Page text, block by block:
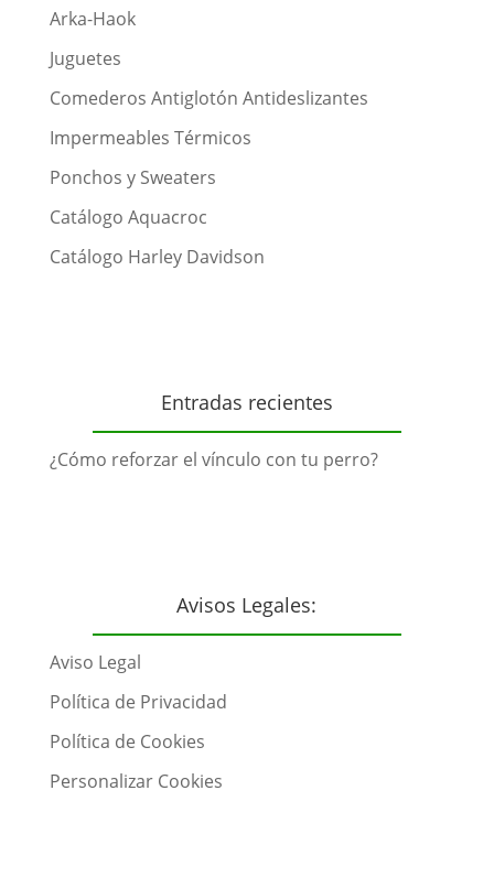
Arka-Haok
Juguetes
Comederos Antiglotón Antideslizantes
Impermeables Térmicos
Ponchos y Sweaters
Catálogo Aquacroc
Catálogo Harley Davidson
Entradas recientes
¿Cómo reforzar el vínculo con tu perro?
Avisos Legales:
Aviso Legal
Política de Privacidad
Política de Cookies
Personalizar Cookies